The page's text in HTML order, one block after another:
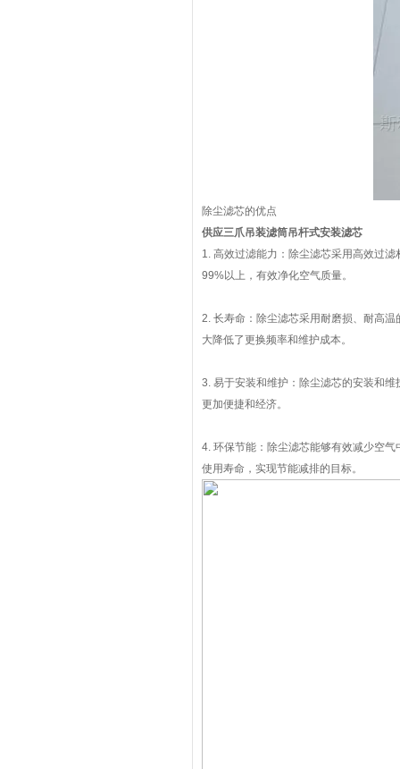
除尘滤芯的优点
供应三爪吊装滤筒吊杆式安装滤芯
1. 高效过滤能力：除尘滤芯采用高效过
99%以上，有效净化空气质量。
2. 长寿命：除尘滤芯采用耐磨损、耐高
大降低了更换频率和维护成本。
3. 易于安装和维护：除尘滤芯的安装和
更加便捷和经济。
4. 环保节能：除尘滤芯能够有效减少空
使用寿命，实现节能减排的目标。